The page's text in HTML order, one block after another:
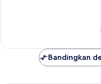
Bandingkan